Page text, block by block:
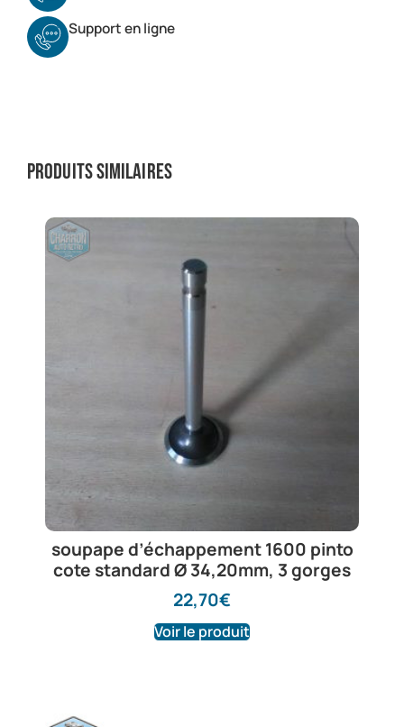
Support en ligne
Produits similaires
soupape d’échappement 1600 pinto
cote standard Ø 34,20mm, 3 gorges
22,70€
Voir le produit